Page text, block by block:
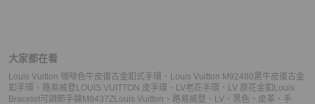
大家都在看
Louis Vuitton 咖啡色牛皮復古金釦式手環 、 Louis Vuitton M92480黑牛皮復古金
釦手環 、 路易威登LOUIS VUITTON 皮手環 、 LV老花手環 、 LV 原花金釦Louis
Bracelet可調節手鍊M8437ZLouis Vuitton 、 路易威登 、 LV 、 黑色 、 皮革 、 手